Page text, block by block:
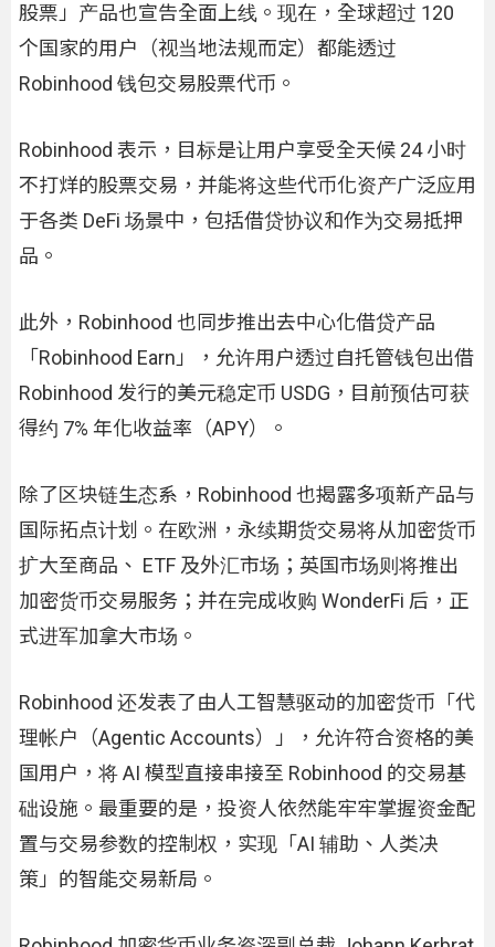
股票」产品也宣告全面上线。现在，全球超过 120
个国家的用户（视当地法规而定）都能透过
Robinhood 钱包交易股票代币。
Robinhood 表示，目标是让用户享受全天候 24 小时
不打烊的股票交易，并能将这些代币化资产广泛应用
于各类 DeFi 场景中，包括借贷协议和作为交易抵押
品。
此外，Robinhood 也同步推出去中心化借贷产品
「Robinhood Earn」，允许用户透过自托管钱包出借
Robinhood 发行的美元稳定币 USDG，目前预估可获
得约 7% 年化收益率（APY）。
除了区块链生态系，Robinhood 也揭露多项新产品与
国际拓点计划。在欧洲，永续期货交易将从加密货币
扩大至商品、 ETF 及外汇市场；英国市场则将推出
加密货币交易服务；并在完成收购 WonderFi 后，正
式进军加拿大市场。
Robinhood 还发表了由人工智慧驱动的加密货币「代
理帐户（Agentic Accounts）」，允许符合资格的美
国用户，将 AI 模型直接串接至 Robinhood 的交易基
础设施。最重要的是，投资人依然能牢牢掌握资金配
置与交易参数的控制权，实现「AI 辅助、人类决
策」的智能交易新局。